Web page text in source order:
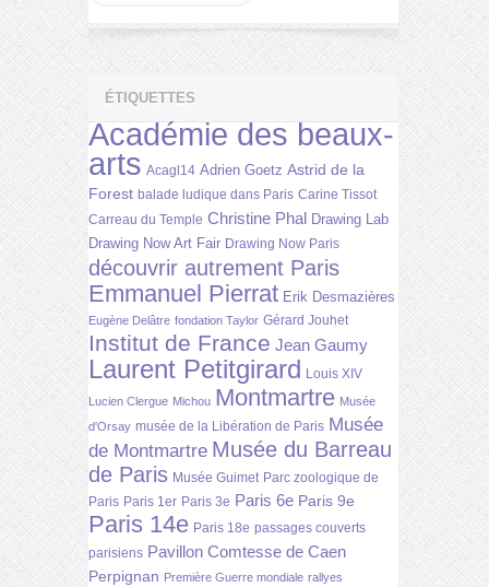
ÉTIQUETTES
Académie des beaux-
arts Acagl14 Adrien Goetz Astrid de la
Forest balade ludique dans Paris Carine Tissot
Carreau du Temple Christine Phal Drawing Lab
Drawing Now Art Fair Drawing Now Paris
découvrir autrement Paris
Emmanuel Pierrat Erik Desmazières
Eugène Delâtre fondation Taylor Gérard Jouhet
Institut de France Jean Gaumy
Laurent Petitgirard Louis XIV
Lucien Clergue Michou Montmartre Musée
d'Orsay musée de la Libération de Paris Musée
de Montmartre Musée du Barreau
de Paris Musée Guimet Parc zoologique de
Paris Paris 1er Paris 3e Paris 6e Paris 9e
Paris 14e Paris 18e passages couverts
parisiens Pavillon Comtesse de Caen
Perpignan Première Guerre mondiale rallyes